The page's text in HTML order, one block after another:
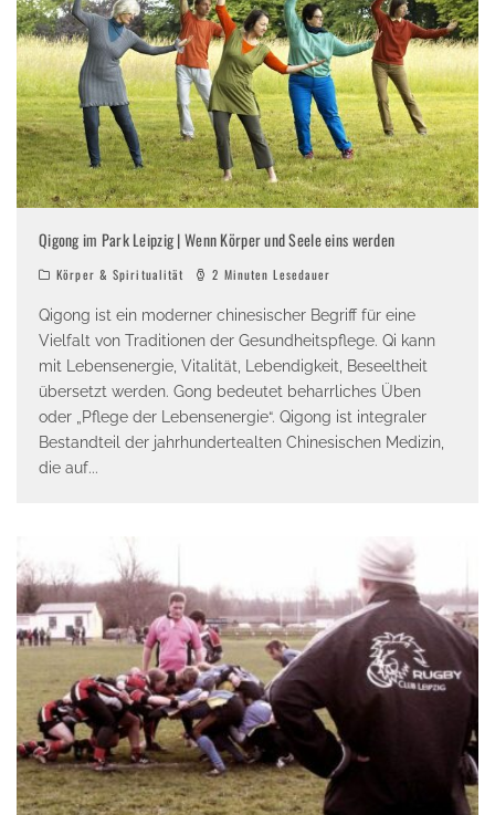
Qigong im Park Leipzig | Wenn Körper und Seele eins werden
Körper & Spiritualität 2 Minuten Lesedauer
Qigong ist ein moderner chinesischer Begriff für eine
Vielfalt von Traditionen der Gesundheitspflege. Qi kann
mit Lebensenergie, Vitalität, Lebendigkeit, Beseeltheit
übersetzt werden. Gong bedeutet beharrliches Üben
oder „Pflege der Lebensenergie“. Qigong ist integraler
Bestandteil der jahrhundertealten Chinesischen Medizin,
die auf...